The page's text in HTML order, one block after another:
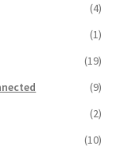
(4)
(1)
(19)
(9)
(2)
(10)